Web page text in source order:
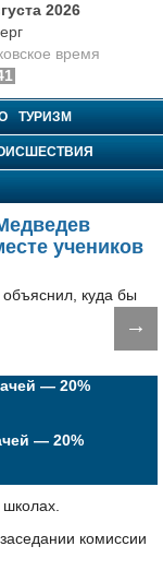
2026
время
ТУРИЗМ
учеников
→
— 20%
школах.
комиссии